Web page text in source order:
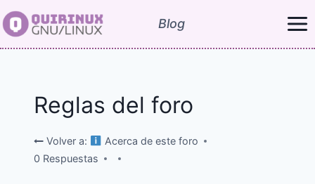
Saltar
al
Blog
Reglas del foro
Volver a:
Acerca de este foro
0 Respuestas